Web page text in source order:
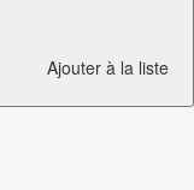
Ajouter à la liste